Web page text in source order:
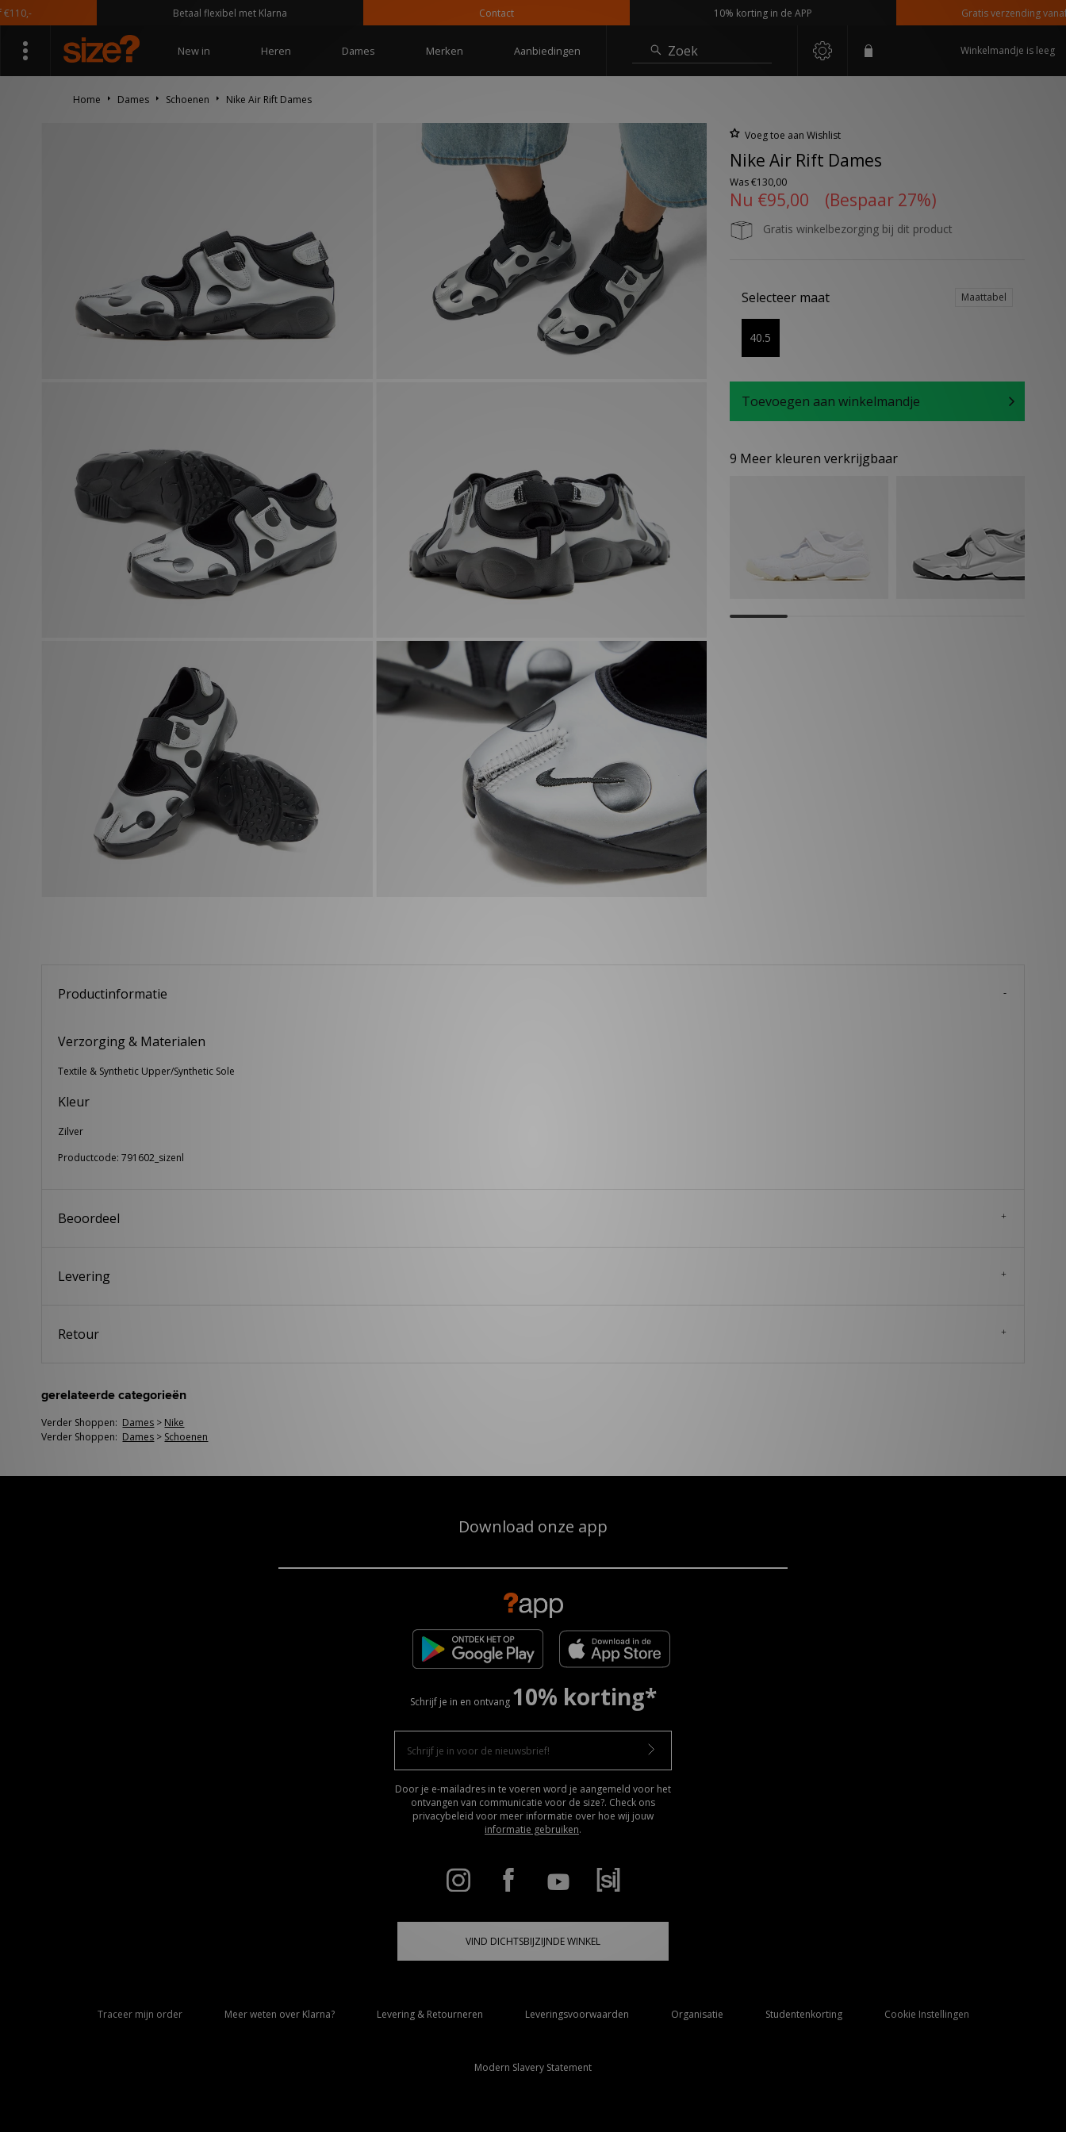
Betaal flexibel met Klarna Contact 10% korting in de APP Gratis verzending vanaf
New in Heren Dames Merken Aanbiedingen Zoek Winkelmandje is leeg
Home Dames Schoenen Nike Air Rift Dames
Voeg toe aan Wishlist
Nike Air Rift Dames
Was€130,00
Nu €95,00 (Bespaar 27%)
Gratis winkelbezorging bij dit product
Selecteer maat Maattabel
40.5
Toevoegen aan winkelmandje
9 Meer kleuren verkrijgbaar
Productinformatie
Verzorging & Materialen
Textile & Synthetic Upper/Synthetic Sole
Kleur
Zilver
Productcode: 791602_sizenl
Beoordeel
Levering
Retour
gerelateerde categorieën
Verder Shoppen: Dames > Nike
Verder Shoppen: Dames > Schoenen
Download onze app
Schrijf je in en ontvang 10% korting*
Door je e-mailadres in te voeren word je aangemeld voor het
ontvangen van communicatie voor de size?. Check ons
privacybeleid voor meer informatie over hoe wij jouw
informatie gebruiken.
VIND DICHTSBIJZIJNDE WINKEL
Traceer mijn order Meer weten over Klarna? Levering & Retourneren Leveringsvoorwaarden Organisatie Studentenkorting Cookie Instellingen
Modern Slavery Statement